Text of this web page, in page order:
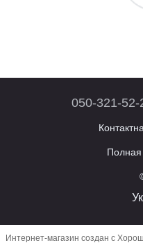
050-321-52-
Полная
Интернет-магазин создан с